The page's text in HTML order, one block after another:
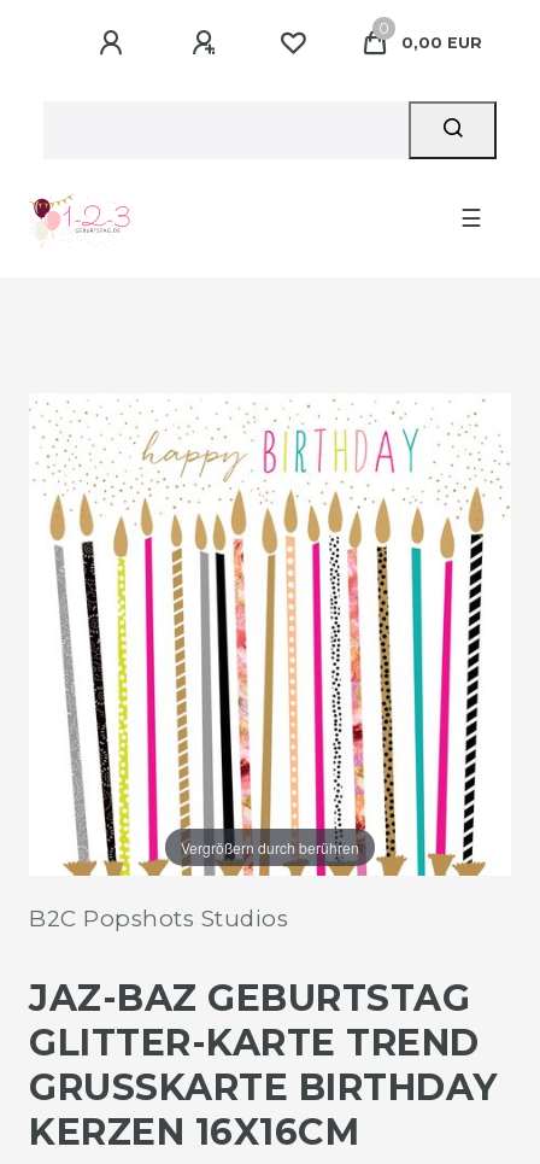
0
0,00 EUR
☰
Vergrößern durch berühren
B2C Popshots Studios
JAZ-BAZ GEBURTSTAG
GLITTER-KARTE TREND
GRUSSKARTE BIRTHDAY K
ERZEN 16X16CM